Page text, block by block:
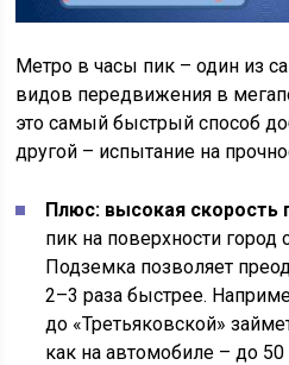
Метро в часы пик – один из
видов передвижения в
это самый быстрый способ
другой – испытание на
Плюс: высокая скорость
пик на поверхности город
Подземка позволяет
2–3 раза быстрее.
до «Третьяковской»
как на автомобиле – до 50